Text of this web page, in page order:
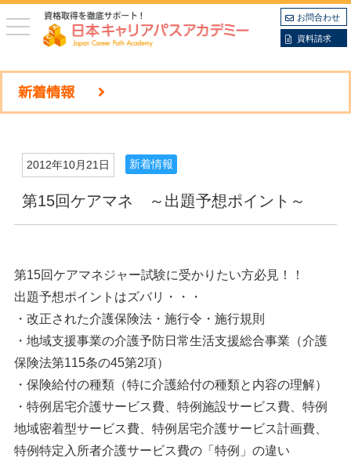
toggle
navigation
お問合わせ
資料請求
新着情報
2012年10月21日 新着情報
第15回ケアマネ ～出題予想ポイント～
第15回ケアマネジャー試験に受かりたい方必見！！
出題予想ポイントはズバリ・・・
・改正された介護保険法・施行令・施行規則
・地域支援事業の介護予防日常生活支援総合事業（介護
保険法第115条の45第2項）
・保険給付の種類（特に介護給付の種類と内容の理解）
・特例居宅介護サービス費、特例施設サービス費、特例
地域密着型サービス費、特例居宅介護サービス計画費、
特例特定入所者介護サービス費の「特例」の違い